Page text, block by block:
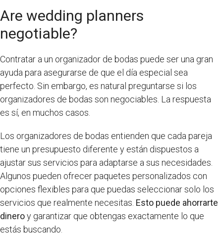
Are wedding planners
negotiable?
Contratar a un organizador de bodas puede ser una gran
ayuda para asegurarse de que el día especial sea
perfecto. Sin embargo, es natural preguntarse si los
organizadores de bodas son negociables. La respuesta
es sí, en muchos casos.
Los organizadores de bodas entienden que cada pareja
tiene un presupuesto diferente y están dispuestos a
ajustar sus servicios para adaptarse a sus necesidades.
Algunos pueden ofrecer paquetes personalizados con
opciones flexibles para que puedas seleccionar solo los
servicios que realmente necesitas. Esto puede ahorrarte
dineroy garantizar que obtengas exactamente lo que
estás buscando.